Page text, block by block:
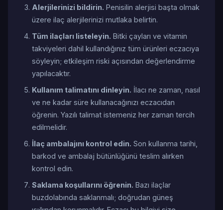
Alerjilerinizi bildirin. Penisilin alerjisi başta olmak
üzere ilaç alerjilerinizi mutlaka belirtin.
Tüm ilaçları listeleyin. Bitki çayları ve vitamin
takviyeleri dahil kullandığınız tüm ürünleri eczacıya
söyleyin; etkileşim riski açısından değerlendirme
yapılacaktır.
Kullanım talimatını dinleyin. İlacı ne zaman, nasıl
ve ne kadar süre kullanacağınızı eczacıdan
öğrenin. Yazılı talimat istemeniz her zaman tercih
edilmelidir.
İlaç ambalajını kontrol edin. Son kullanma tarihi,
barkod ve ambalaj bütünlüğünü teslim alırken
kontrol edin.
Saklama koşullarını öğrenin. Bazı ilaçlar
buzdolabında saklanmalı; doğrudan güneş